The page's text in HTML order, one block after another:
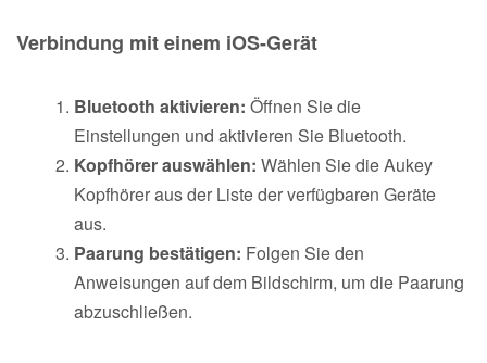
Verbindung mit einem iOS-Gerät
Bluetooth aktivieren: Öffnen Sie die
Einstellungen und aktivieren Sie Bluetooth.
Kopfhörer auswählen: Wählen Sie die Aukey
Kopfhörer aus der Liste der verfügbaren Geräte
aus.
Paarung bestätigen: Folgen Sie den
Anweisungen auf dem Bildschirm, um die Paarung
abzuschließen.